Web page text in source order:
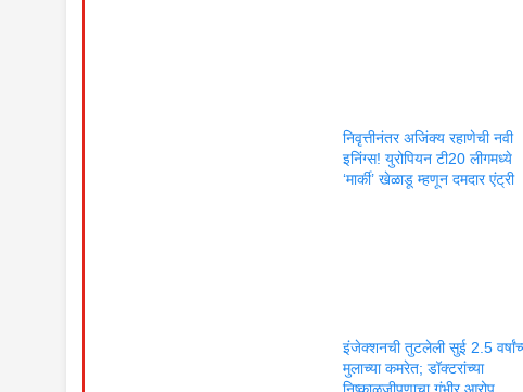
निवृत्तीनंतर अजिंक्य रहाणेची नवी
इनिंग्स! युरोपियन टी20 लीगमध्ये
‘मार्की’ खेळाडू म्हणून दमदार एंट्री
इंजेक्शनची तुटलेली सुई 2.5
मुलाच्या कमरेत; डॉक्टरांच्या